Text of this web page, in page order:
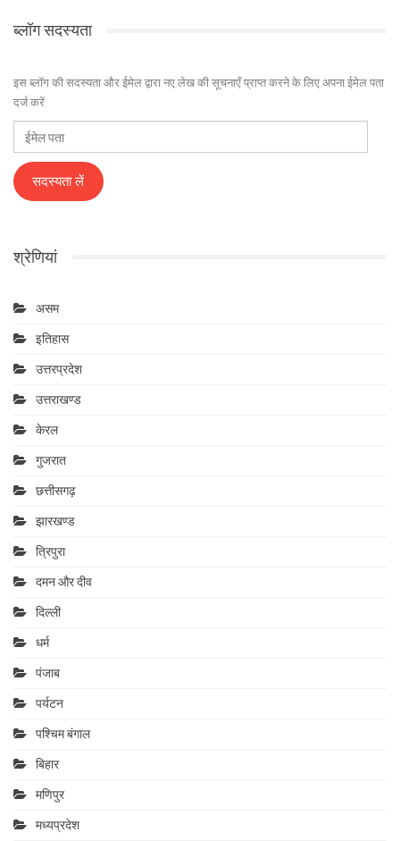
ब्लॉग सदस्यता
इस ब्लॉग की सदस्यता और ईमेल द्वारा नए लेख की सूचनाएँ प्राप्त करने के लिए अपना ईमेल पता
दर्ज करें
ईमेल
पता
सदस्यता लें
श्रेणियां
असम
इतिहास
उत्तरप्रदेश
उत्तराखण्ड
केरल
गुजरात
छत्तीसगढ़
झारखण्ड
त्रिपुरा
दमन और दीव
दिल्ली
धर्म
पंजाब
पर्यटन
पश्चिम बंगाल
बिहार
मणिपुर
मध्यप्रदेश